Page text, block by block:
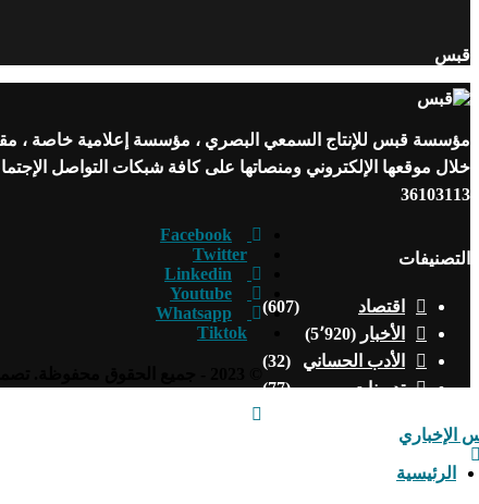
قبس
مؤسسة قبس للإنتاج السمعي البصري ، مؤسسة إعلامية خاصة ،
خلال موقعها الإلكتروني ومنصاتها على كافة شبكات التواصل
36103113
التصنيفات
اقتصاد
(607)
الأخبار (5٬920)
الأدب الحساني
(32)
تدوينات
(77)
ثقافة وفن
حوارات
Facebook
Twitter
Linkedin
Youtube
Whatsapp
Tiktok
الرئيسية